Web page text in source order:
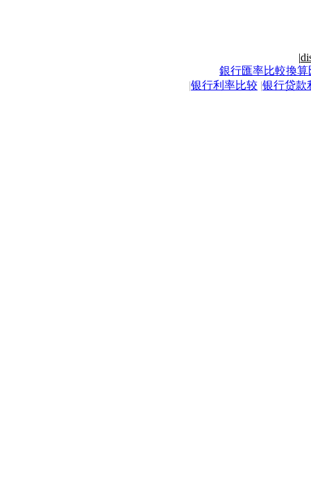
|
銀行匯率比較換算
|银行利率比较 |银行贷款